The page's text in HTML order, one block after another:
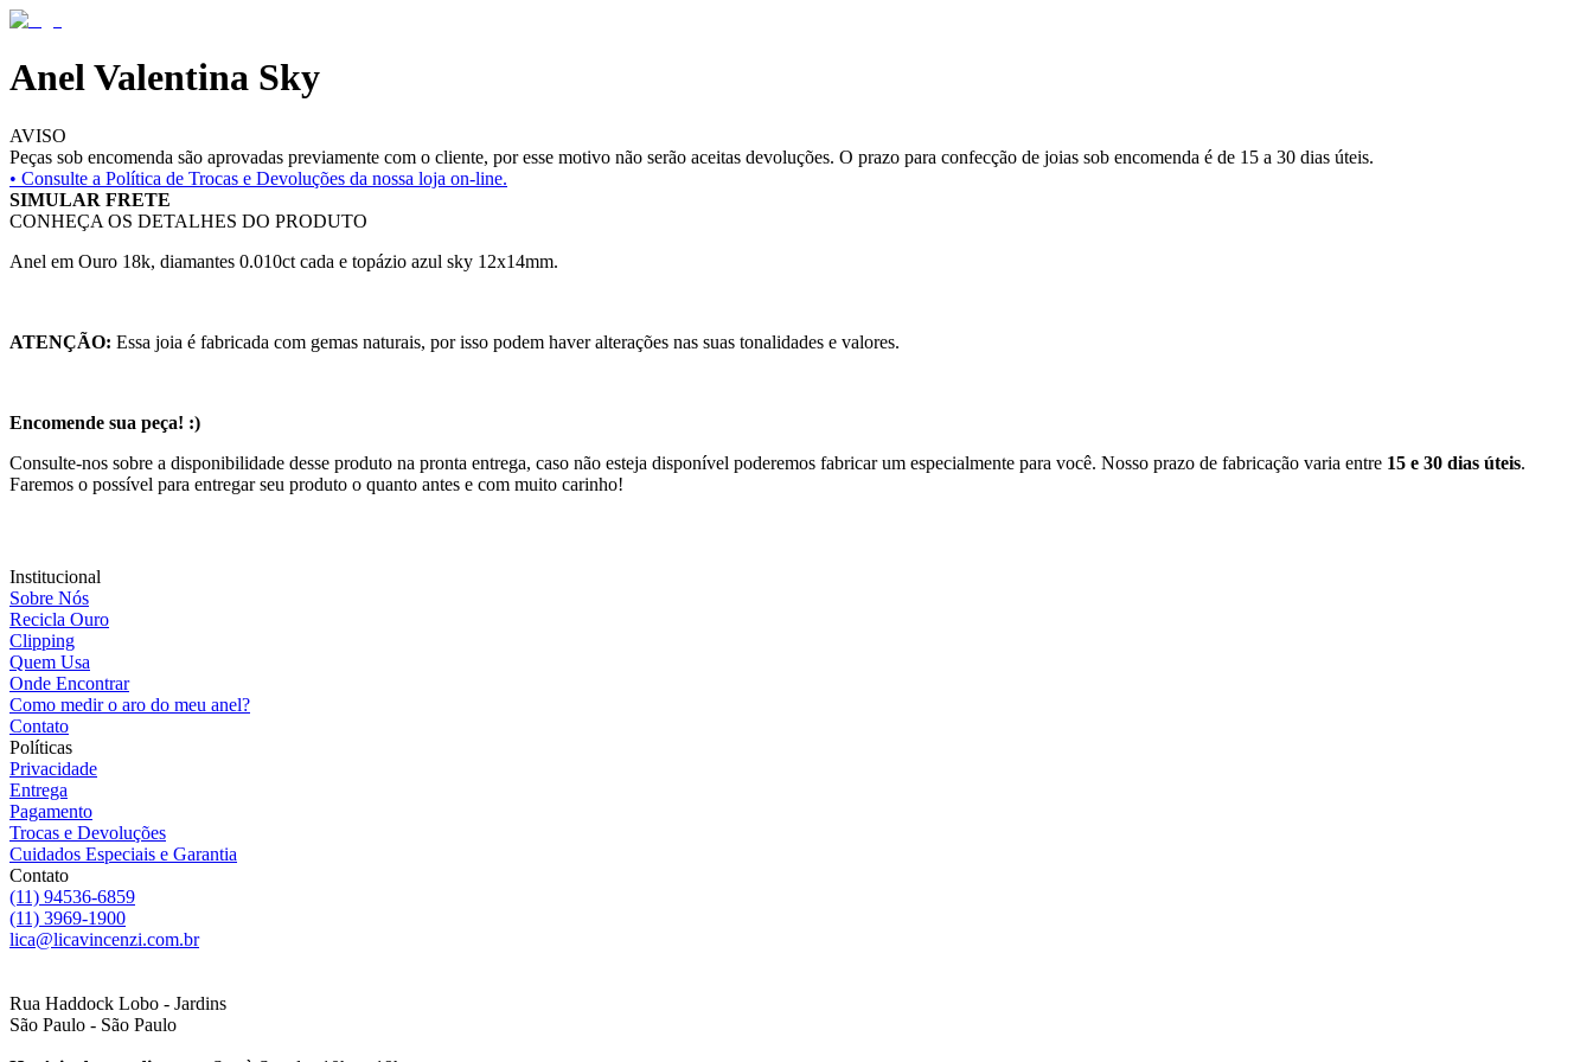
Anel Valentina Sky
AVISO
Peças sob encomenda são aprovadas previamente com o cliente, por esse motivo não serão aceitas devoluções. O prazo para confecção de joias sob encomenda é de 15 a 30 dias úteis.
• Consulte a Política de Trocas e Devoluções da nossa loja on-line.
SIMULAR FRETE
CONHEÇA OS DETALHES DO PRODUTO
Anel em Ouro 18k, diamantes 0.010ct cada e topázio azul sky 12x14mm.
ATENÇÃO: Essa joia é fabricada com gemas naturais, por isso podem haver alterações nas suas tonalidades e valores.
Encomende sua peça! :)
Consulte-nos sobre a disponibilidade desse produto na pronta entrega, caso não esteja disponível poderemos fabricar um especialmente para você. Nosso prazo de fabricação varia entre 15 e 30 dias úteis.
Faremos o possível para entregar seu produto o quanto antes e com muito carinho!
Institucional
Sobre Nós
Recicla Ouro
Clipping
Quem Usa
Onde Encontrar
Como medir o aro do meu anel?
Contato
Políticas
Privacidade
Entrega
Pagamento
Trocas e Devoluções
Cuidados Especiais e Garantia
Contato
(11) 94536-6859
(11) 3969-1900
lica@licavincenzi.com.br
Rua Haddock Lobo - Jardins
São Paulo - São Paulo